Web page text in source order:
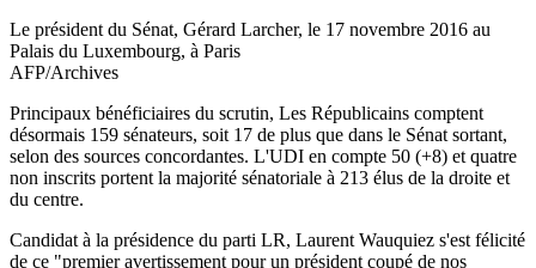
Le président du Sénat, Gérard Larcher, le 17 novembre 2016 au
Palais du Luxembourg, à Paris
AFP/Archives
Principaux bénéficiaires du scrutin, Les Républicains comptent
désormais 159 sénateurs, soit 17 de plus que dans le Sénat sortant,
selon des sources concordantes. L'UDI en compte 50 (+8) et quatre
non inscrits portent la majorité sénatoriale à 213 élus de la droite et
du centre.
Candidat à la présidence du parti LR, Laurent Wauquiez s'est félicité
de ce "premier avertissement pour un président coupé de nos